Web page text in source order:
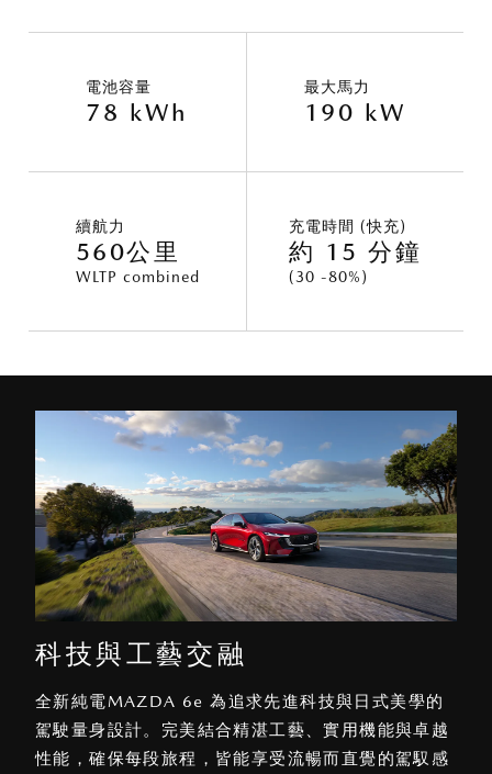
電池容量
78 kWh
最大馬力
190 kW
續航力
560公里
WLTP combined
充電時間 (快充)
約 15 分鐘
(30 -80%)
科技與工藝交融
全新純電MAZDA 6e 為追求先進科技與日式美學的
駕駛量身設計。完美結合精湛工藝、實用機能與卓越
性能，確保每段旅程，皆能享受流暢而直覺的駕馭感